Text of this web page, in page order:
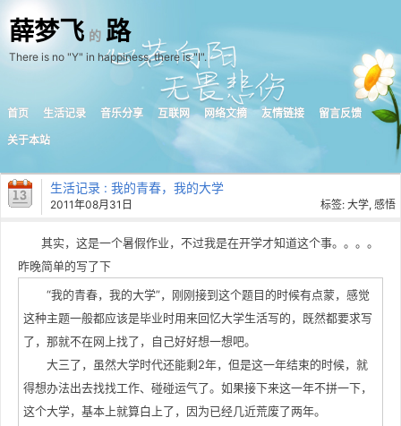
薛梦飞 的 路
There is no "Y" in happiness, there is "I".
首页 生活记录 音乐分享 互联网 网络文摘 友情链接
留言反馈
关于本站
生活记录 : 我的青春，我的大学
2011年08月31日 标签: 大学, 感悟
其实，这是一个暑假作业，不过我是在开学才知道这个事。。。。
昨晚简单的写了下
“我的青春，我的大学”，刚刚接到这个题目的时候有点蒙，感觉
这种主题一般都应该是毕业时用来回忆大学生活写的，既然都要求写
了，那就不在网上找了，自己好好想一想吧。
大三了，虽然大学时代还能剩2年，但是这一年结束的时候，就
得想办法出去找找工作、碰碰运气了。如果接下来这一年不拼一下，
这个大学，基本上就算白上了，因为已经几近荒废了两年。